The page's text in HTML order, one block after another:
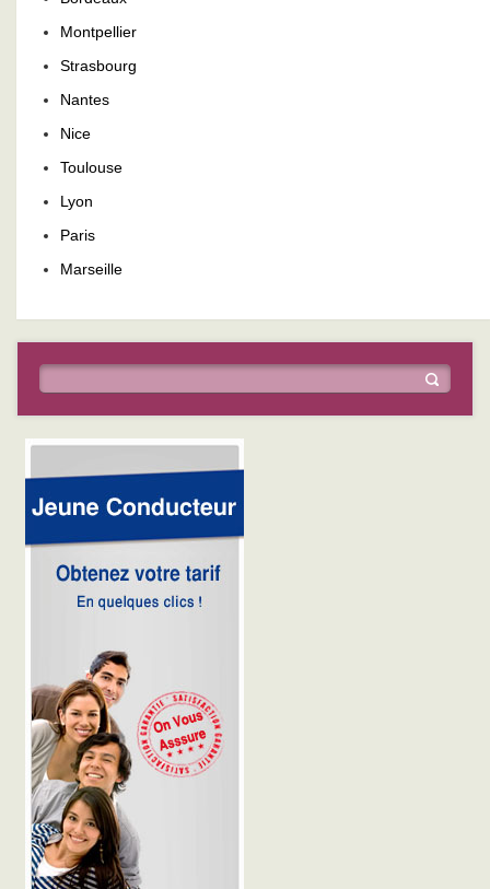
Montpellier
Strasbourg
Nantes
Nice
Toulouse
Lyon
Paris
Marseille